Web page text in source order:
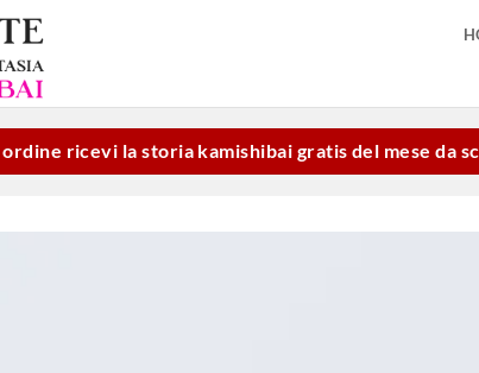
ordine ricevi la storia kamishibai gratis del mese da